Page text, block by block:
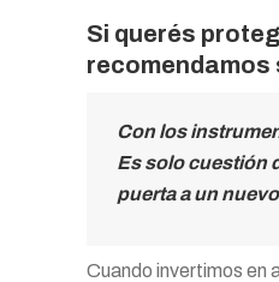
Si querés
recomendamos
Con los
Es solo cuestión
puerta a un
Cuando invertimos en